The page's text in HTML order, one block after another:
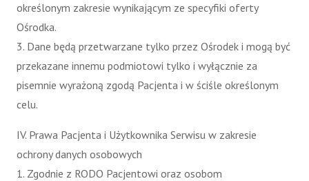
określonym zakresie wynikającym ze specyfiki oferty
Ośrodka.
3. Dane będą przetwarzane tylko przez Ośrodek i mogą być
przekazane innemu podmiotowi tylko i wyłącznie za
pisemnie wyrażoną zgodą Pacjenta i w ściśle określonym
celu.
IV. Prawa Pacjenta i Użytkownika Serwisu w zakresie
ochrony danych osobowych
1. Zgodnie z RODO Pacjentowi oraz osobom